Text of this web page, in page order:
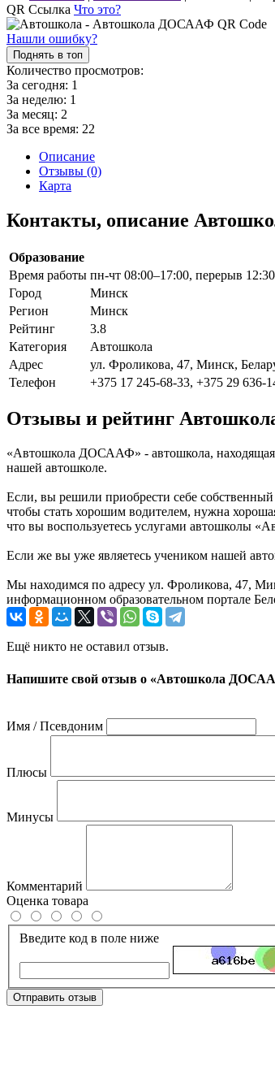
QR Ссылка Что это?
Нашли ошибку?
Поднять в топ
Количество просмотров:
За сегодня: 1
За неделю: 1
За месяц: 2
За все время: 22
Описание
Отзывы (0)
Карта
Контакты, описание
Образование
Время работы пн-чт 08:00–17:00, перерыв
Город
Минск
Регион
Минск
Рейтинг
3.8
Категория
Автошкола
Адрес
ул. Фроликова, 47, Минск,
Телефон
+375 17 245-68-33, +375 29 636-
Отзывы и рейтинг
«Автошкола ДОСААФ» - автошкола,
нашей автошколе.
Если, вы решили приобрести себе
чтобы стать хорошим водителем, нужна
что вы воспользуетесь услугами автошколы
Если же вы уже являетесь учеником нашей
Мы находимся по адресу ул. Фроликова, 47,
информационном образовательном портале
Ещё никто не оставил отзыв.
Напишите свой отзыв о «Автошкола
Имя / Псевдоним
Плюсы
Минусы
Комментарий
Оценка товара
Введите код в поле ниже
Отправить отзыв